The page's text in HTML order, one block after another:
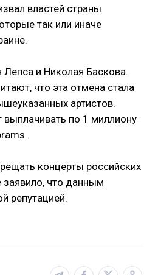
властей страны
так или иначе
Лепса и Николая Баскова.
что эта отмена стала
артистов.
выплачивать по 1 миллиону
концерты российских
заявило, что данным
репутацией.